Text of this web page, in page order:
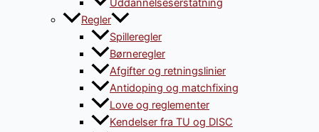
Uddannelseserstatning
Regler
Spilleregler
Børneregler
Afgifter og retningslinier
Antidoping og matchfixing
Love og reglementer
Kendelser fra TU og DISC